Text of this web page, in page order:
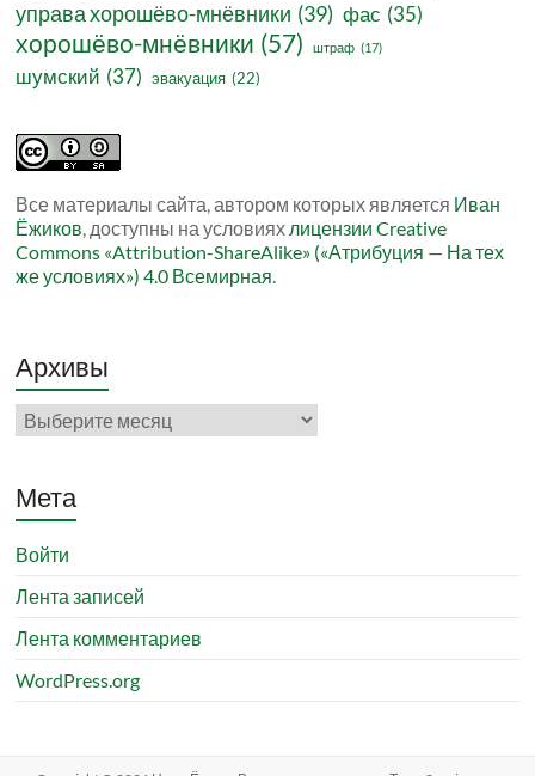
управа хорошёво-мнёвники (39) фас (35)
хорошёво-мнёвники (57) штраф (17)
шумский (37) эвакуация (22)
Все материалы сайта, автором которых является Иван
Ёжиков, доступны на условиях лицензии Creative
Commons «Attribution-ShareAlike» («Атрибуция — На тех
же условиях») 4.0 Всемирная.
Архивы
Архивы
Мета
Войти
Лента записей
Лента комментариев
WordPress.org